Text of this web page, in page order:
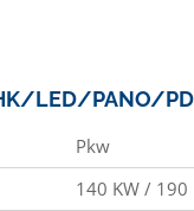
LED/PANO/
Pkw
140 KW / 190